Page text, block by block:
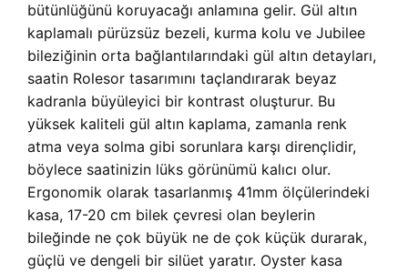
bütünlüğünü koruyacağı anlamına gelir. Gül altın
kaplamalı pürüzsüz bezeli, kurma kolu ve Jubilee
bileziğinin orta bağlantılarındaki gül altın detayları,
saatin Rolesor tasarımını taçlandırarak beyaz
kadranla büyüleyici bir kontrast oluşturur. Bu
yüksek kaliteli gül altın kaplama, zamanla renk
atma veya solma gibi sorunlara karşı dirençlidir,
böylece saatinizin lüks görünümü kalıcı olur.
Ergonomik olarak tasarlanmış 41mm ölçülerindeki
kasa, 17-20 cm bilek çevresi olan beylerin
bileğinde ne çok büyük ne de çok küçük durarak,
güçlü ve dengeli bir silüet yaratır. Oyster kasa